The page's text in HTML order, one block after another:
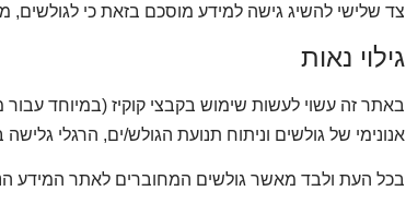
צד שלישי להשיג גישה למידע מוסכם בזאת כי
גילוי נאות
באתר זה עשוי לעשות שימוש בקבצי קוקיז (במיוחד
אנונימי של גולשים וניתוח תנועת הגולש/ים, הרגלי גלישה
בכל העת ולבד מאשר גולשים המחוברים לאתר המידע